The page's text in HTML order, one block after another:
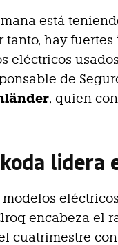
está
tanto, hay
eléctricos
de
, quien
lidera
encabeza el
cuatrimestre con